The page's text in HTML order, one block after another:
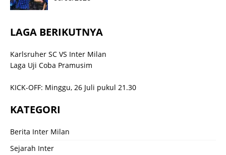
LAGA BERIKUTNYA
Karlsruher SC VS Inter Milan
Laga Uji Coba Pramusim
KICK-OFF: Minggu, 26 Juli pukul 21.30
KATEGORI
Berita Inter Milan
Sejarah Inter